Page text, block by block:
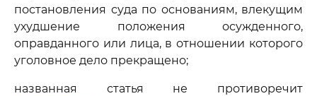
постановления суда по основаниям, влекущим
ухудшение положения осужденного,
оправданного или лица, в отношении которого
уголовное дело прекращено;
названная статья не противоречит